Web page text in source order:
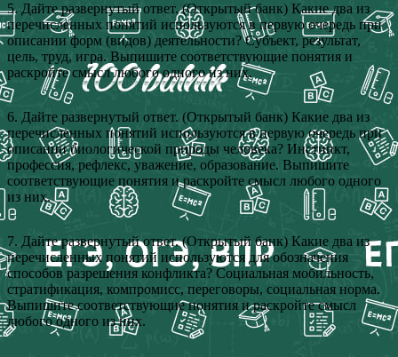
5. Дайте развернутый ответ. (Открытый банк) Какие два из
перечисленных понятий используются в первую очередь при
описании форм (видов) деятельности? Субъект, результат,
цель, труд, игра. Выпишите соответствующие понятия и
раскройте смысл любого одного из них.
6. Дайте развернутый ответ. (Открытый банк) Какие два из
перечисленных понятий используются в первую очередь при
описании биологической природы человека? Инстинкт,
профессия, рефлекс, уважение, образование. Выпишите
соответствующие понятия и раскройте смысл любого одного
из них.
7. Дайте развернутый ответ. (Открытый банк) Какие два из
перечисленных понятий используются для обозначения
способов разрешения конфликта? Социальная мобильность,
стратификация, компромисс, переговоры, социальная норма.
Выпишите соответствующие понятия и раскройте смысл
любого одного из них.